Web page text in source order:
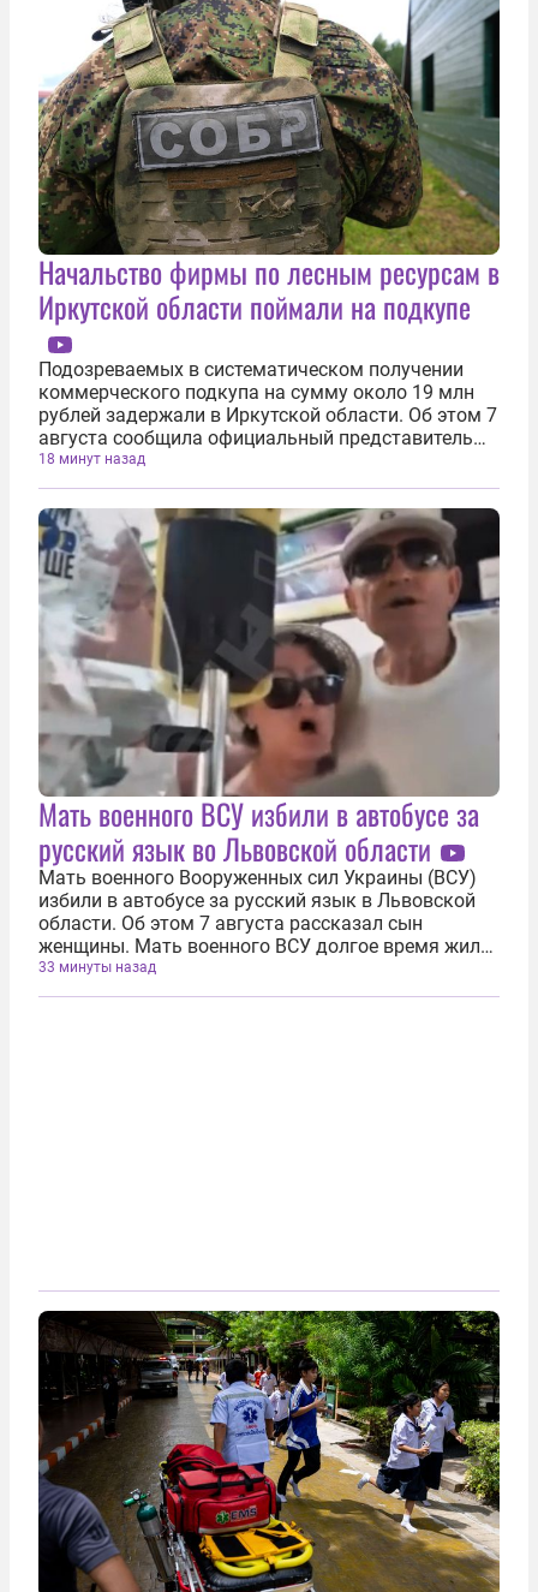
Начальство фирмы по лесным ресурсам в
Иркутской области поймали на подкупе
Подозреваемых в систематическом получении
коммерческого подкупа на сумму около 19 млн
рублей задержали в Иркутской области. Об этом 7
августа сообщила официальный представитель
МВД России Ирина Волк. По версии следствия,
директор филиала компании по управлению
лесными ресурсами и начальник участка...
18 минут назад
Мать военного ВСУ избили в автобусе за
русский язык во Львовской области
Мать военного Вооруженных сил Украины (ВСУ)
избили в автобусе за русский язык в Львовской
области. Об этом 7 августа рассказал сын
женщины. Мать военного ВСУ долгое время жила
в Польше и впервые за долгие годы решила
навестить сына. Для этого она приехала во
33 минуты назад